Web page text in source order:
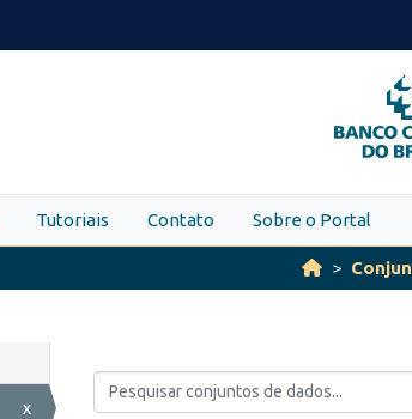
Tutoriais Contato Sobre o Portal
x